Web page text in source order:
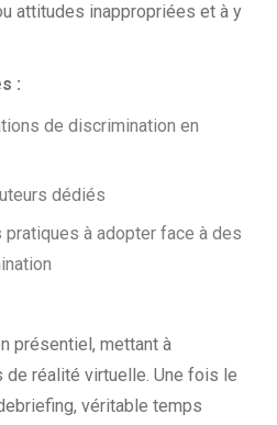
attitudes inappropriées et à y
:
de discrimination en
dédiés
pratiques à adopter face à des
présentiel, mettant à
réalité virtuelle. Une fois le
véritable temps